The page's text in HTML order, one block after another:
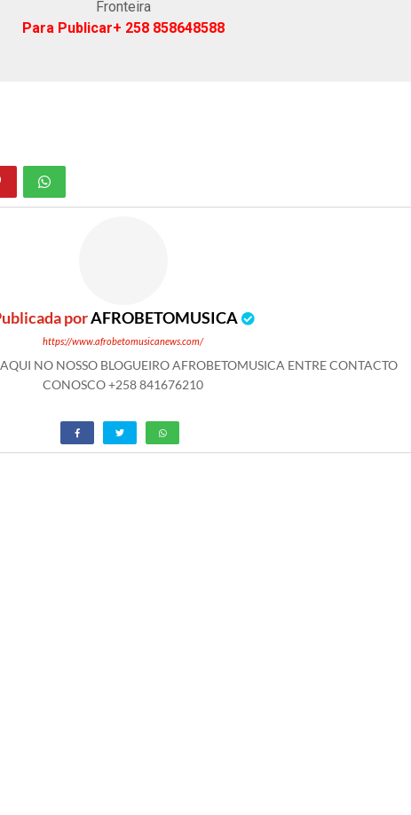
Fronteira
Para Publicar+ 258 858648588
porAFROBETOMUSICA
https://www.afrobetomusicanews.com/
NO NOSSO BLOGUEIRO AFROBETOMUSICA ENTRE CONTACTO
CONOSCO +258 841676210